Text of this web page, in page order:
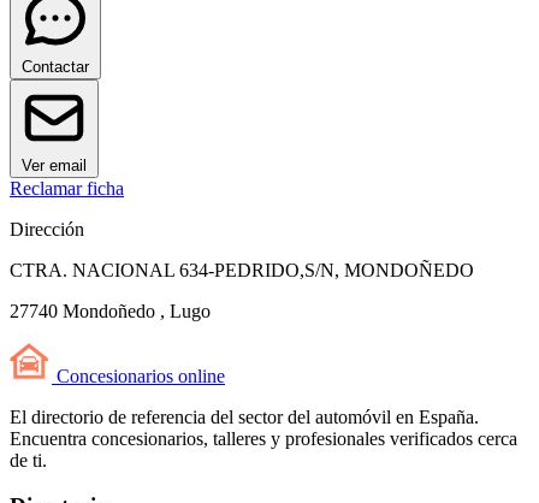
Contactar
Ver email
Reclamar ficha
Dirección
CTRA. NACIONAL 634-PEDRIDO,S/N, MONDOÑEDO
27740 Mondoñedo , Lugo
Concesionarios online
El directorio de referencia del sector del automóvil en España.
Encuentra concesionarios, talleres y profesionales verificados cerca
de ti.